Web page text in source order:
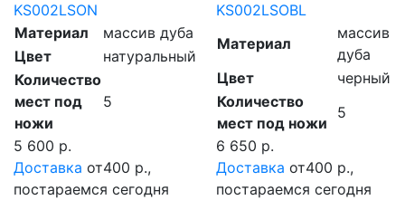
KS002LSON
Материал
массив дуба
Цвет
натуральный
Количество
мест под
ножи
5
5 600 р.
Доставка от400 р.,
постараемся сегодня
KS002LSOBL
Материал
массив
дуба
Цвет
черный
Количество
мест под ножи
5
6 650 р.
Доставка от400 р.,
постараемся сегодня